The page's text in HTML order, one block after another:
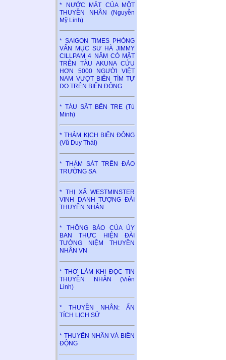
* NƯỚC MẮT CỦA MỘT
THUYỀN NHÂN (Nguyễn
Mỹ Linh)
* SAIGON TIMES PHỎNG
VẤN MỤC SƯ HÀ JIMMY
CILLPAM 4 NĂM CÓ MẶT
TRÊN TÀU AKUNA CỨU
HƠN 5000 NGƯỜI VIỆT
NAM VƯỢT BIỂN TÌM TỰ
DO TRÊN BIỂN ĐÔNG
* TÀU SẮT BẾN TRE (Tú
Minh)
* THẢM KỊCH BIỂN ĐÔNG
(Vũ Duy Thái)
* THẢM SÁT TRÊN ĐẢO
TRƯỜNG SA
* THỊ XÃ WESTMINSTER
VINH DANH TƯỢNG ĐÀI
THUYỀN NHÂN
* THÔNG BÁO CỦA ỦY
BAN THỰC HIỆN ĐÀI
TƯỞNG NIỆM THUYỀN
NHÂN VN
* THƠ LÀM KHI ĐỌC TIN
THUYỀN NHÂN (Viên
Linh)
* THUYỀN NHÂN: ẤN
TÍCH LỊCH SỬ
* THUYỀN NHÂN VÀ BIỂN
ĐỘNG